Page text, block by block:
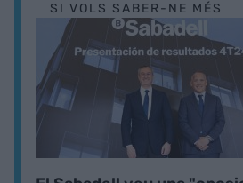
SI VOLS SABER-NE MÉS